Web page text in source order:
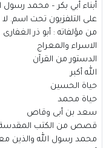
على التلفزيون تحت اسم. لا
من مؤلفاته : أبو ذر الغفارى
الاسراء والمعراج
الدستور من القرآن
الله أكبر
حياة الحسين
حياة محمد
سعد بن أبى وقاص
قصص من الكتب
محمد رسول الله والذين